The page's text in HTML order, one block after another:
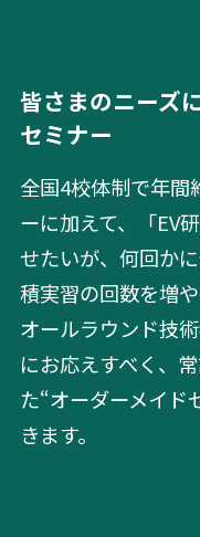
皆さまのニーズ
セミナー
全国4校体制で年間
ーに加えて、「EV
せたいが、何回か
積実習の回数を増
オールラウンド技
にお応えすべく、
た“オーダーメイド
きます。